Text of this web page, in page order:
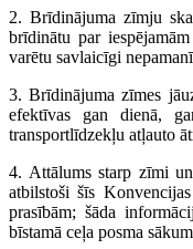
2. Brīdinājuma zīmju
brīdinātu par
varētu savlaicīgi
3. Brīdinājuma zīmes
efektīvas gan dienā,
transportlīdzekļu atļauto
4. Attālums starp zīmi
atbilstoši šīs
prasībām; šāda
bīstamā ceļa posma